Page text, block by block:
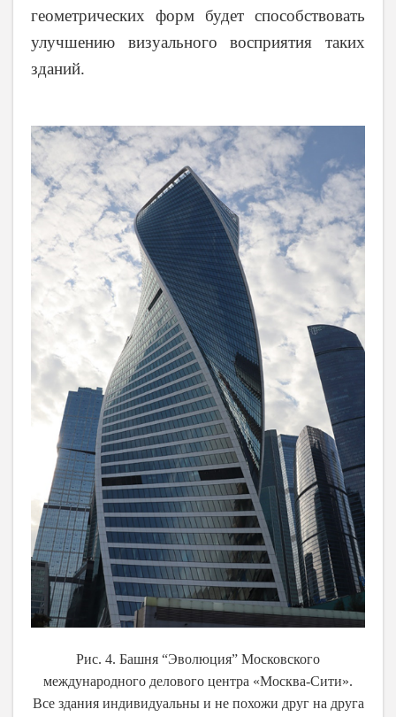
геометрических форм будет способствовать
улучшению визуального восприятия таких
зданий.
Рис. 4. Башня “Эволюция” Московского
международного делового центра «Москва-Сити».
Все здания индивидуальны и не похожи друг на друга